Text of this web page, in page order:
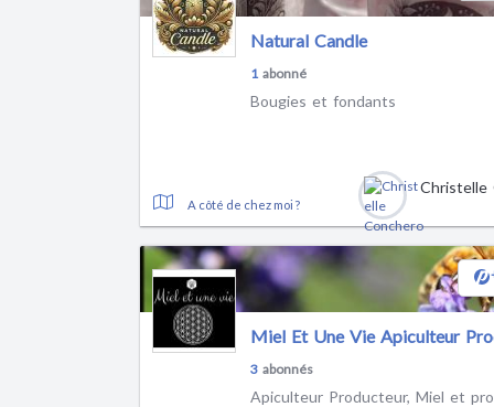
Natural Candle
1abonné
Bougies et fondants
A côté de chez moi ?
Miel Et Une Vie Apiculteur
3 abonnés
Apiculteur Producteur, Miel et